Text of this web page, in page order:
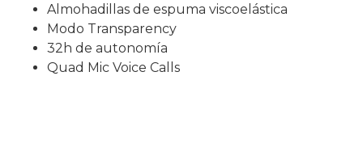
Almohadillas de espuma viscoelástica
Modo Transparency
32h de autonomía
Quad Mic Voice Calls